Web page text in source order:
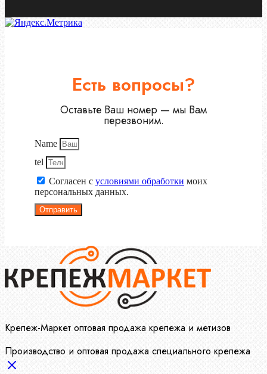
Есть вопросы?
Оставьте Ваш номер — мы Вам
перезвоним.
Name
tel
Согласен с условиями обработки моих
персональных данных.
Отправить
Крепеж-Маркет оптовая продажа крепежа и метизов
Производство и оптовая продажа специального крепежа